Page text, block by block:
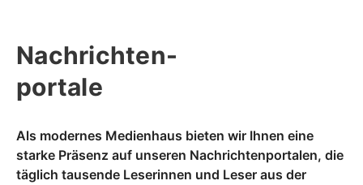
Nachrichten-
portale
Als modernes Medienhaus bieten wir Ihnen eine
starke Präsenz auf unseren Nachrichtenportalen, die
täglich tausende Leserinnen und Leser aus der